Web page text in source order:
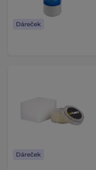
Dáreček
Dáreček